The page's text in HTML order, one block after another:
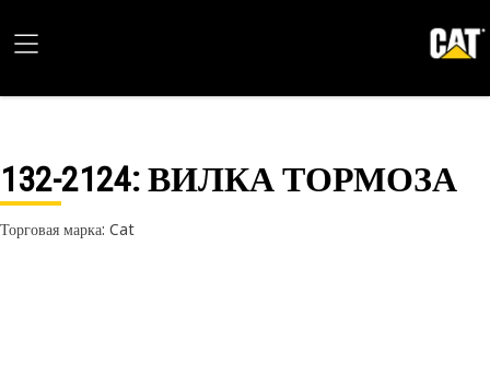
132-2124: ВИЛКА ТОРМОЗА
Торговая марка: Cat